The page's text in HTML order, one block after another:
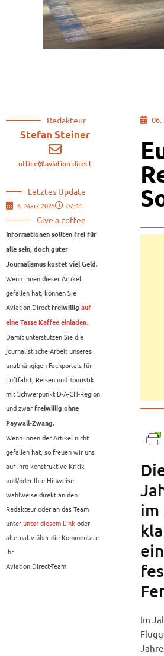
Redakteur
Stefan Steiner
office@aviation.direct
Letztes Update
6. März 2025 07:41
Give a coffee
Informationen sollten frei für
alle sein, doch guter
Journalismus kostet viel Geld.
Wenn Ihnen dieser Artikel
gefallen hat, können Sie
Aviation.Direct freiwillig auf
eine Tasse Kaffee einladen.
Damit unterstützen Sie die
journalistische Arbeit unseres
unabhängigen Fachportals für
Luftfahrt, Reisen und Touristik
mit Schwerpunkt D-A-CH-Region
und zwar freiwillig ohne
Paywall-Zwang.
Wenn Ihnen der Artikel nicht
gefallen hat, so freuen wir uns
auf Ihre konstruktive Kritik
und/oder Ihre Hinweise
wahlweise direkt an den
Redakteur oder an das Team
unterunter diesem Linkoder
alternativ über die Kommentare.
Ihr
Aviation.Direct-Team
06.
im
Im